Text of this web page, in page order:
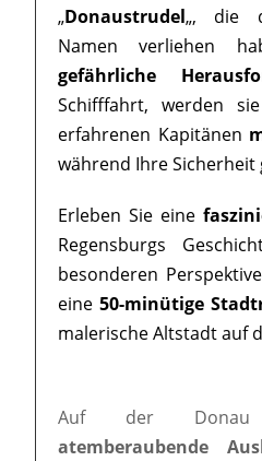
„Donaustrudel„, die
Namen verliehen
gefährliche
Schifffahrt, werden
erfahrenen Kapitänen
während Ihre
Erleben Sie eine
Regensburgs
besonderen
eine 50-minütige
malerische Altstadt auf
Auf der Donau
atemberaubende